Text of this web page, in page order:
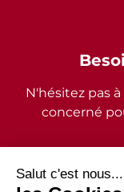
N'hésitez pas
concerné
2026 - ©